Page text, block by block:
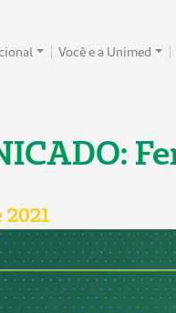
Você e a Unimed
2021